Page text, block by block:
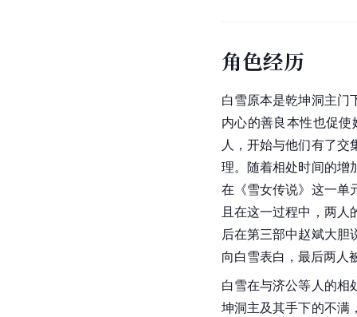
角色经历
白雪原本是乾坤洞主门
内心的善良本性也促
人，开始与他们有了交
理。随着相处时间的增
在《雪女传说》这一单
且在这一过程中，两
后在第三部中赵斌大胆
向白雪表白，最后两人
白雪在与济公等人的相
坤洞主及其手下的不满